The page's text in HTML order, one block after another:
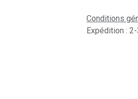
Conditions
Expédition :